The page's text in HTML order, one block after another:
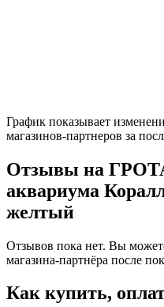
График показывает
магазинов-партнеров за
Отзывы на
аквариума
желтый
Отзывов пока нет. Вы
магазина-партнёра после
Как купить,